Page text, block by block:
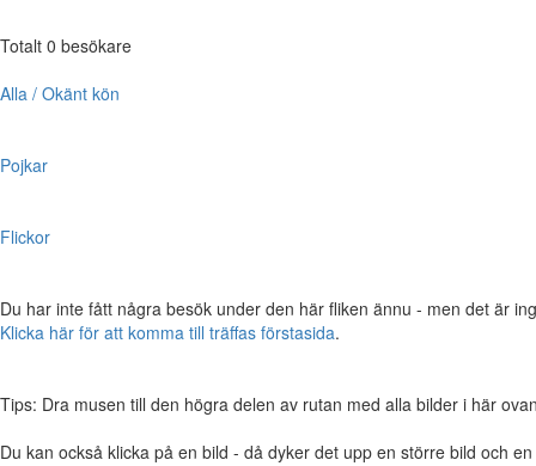
Totalt 0 besökare
Alla / Okänt kön
Pojkar
Flickor
Du har inte fått några besök under den här fliken ännu - men det är
Klicka här för att komma till träffas förstasida.
Tips: Dra musen till den högra delen av rutan med alla bilder i här
Du kan också klicka på en bild - då dyker det upp en större bild och